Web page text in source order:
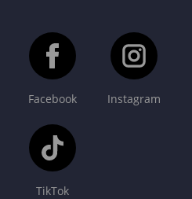
Facebook Instagram
TikTok